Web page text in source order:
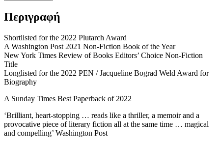
Περιγραφή
Shortlisted for the 2022 Plutarch Award
A Washington Post 2021 Non-Fiction Book of the Year
New York Times Review of Books Editors’ Choice Non-Fiction
Title
Longlisted for the 2022 PEN / Jacqueline Bograd Weld Award for
Biography
A Sunday Times Best Paperback of 2022
‘Brilliant, heart-stopping … reads like a thriller, a memoir and a
provocative piece of literary fiction all at the same time … magical
and compelling’ Washington Post